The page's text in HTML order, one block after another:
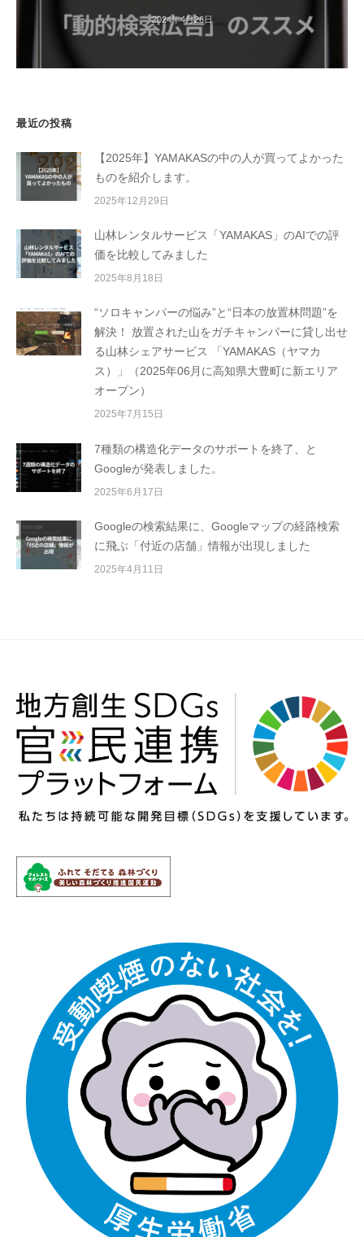
2024年4月26日
最近の投稿
【2025年】YAMAKASの中の人が買ってよかった
ものを紹介します。
2025年12月29日
山林レンタルサービス「YAMAKAS」のAIでの評
価を比較してみました
2025年8月18日
“ソロキャンパーの悩み”と“日本の放置林問題”を
解決！ 放置された山をガチキャンパーに貸し出せ
る山林シェアサービス 「YAMAKAS（ヤマカ
ス）」（2025年06月に高知県大豊町に新エリア
オープン）
2025年7月15日
7種類の構造化データのサポートを終了、と
Googleが発表しました。
2025年6月17日
Googleの検索結果に、Googleマップの経路検索
に飛ぶ「付近の店舗」情報が出現しました
2025年4月11日